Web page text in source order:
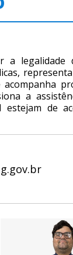
a legalidade
a
de